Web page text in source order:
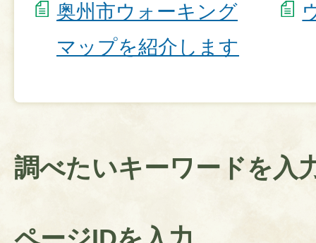
奥州市ウォーキング
マップを紹介します
調べたいキーワードを入